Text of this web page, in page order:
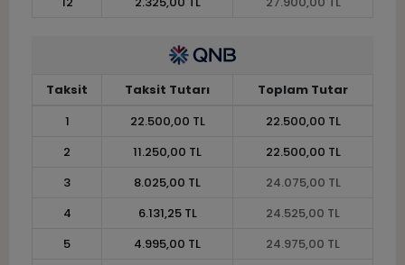
Taksit Taksit Tutarı
Toplam Tutar
1
22.500,00 TL
22.500,00 TL
2
11.250,00 TL
22.500,00 TL
3
8.025,00 TL
24.075,00 TL
4
6.131,25 TL
24.525,00 TL
5
4.995,00 TL
24.975,00 TL